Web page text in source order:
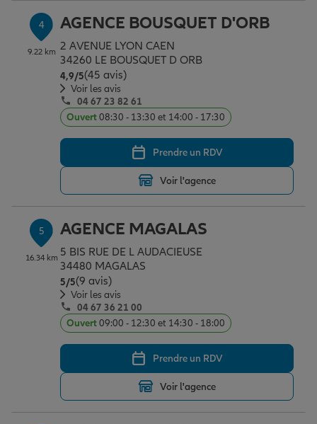
4
9.22 km
AGENCE BOUSQUET D'ORB
2 AVENUE LYON CAEN
34260 LE BOUSQUET D ORB
4,9/5Note de 4.9 sur 5
(45 avis)
Voir les avis
04 67 23 82 61
Ouvert08:30 - 13:30 et 14:00 - 17:30
Prendre un RDV
Voir l'agence
5
16.34 km
AGENCE MAGALAS
5 BIS RUE DE L AUDACIEUSE
34480 MAGALAS
5/5Note de 5 sur 5
(9 avis)
Voir les avis
04 67 36 21 00
Ouvert09:00 - 12:30 et 14:30 - 18:00
Prendre un RDV
Voir l'agence